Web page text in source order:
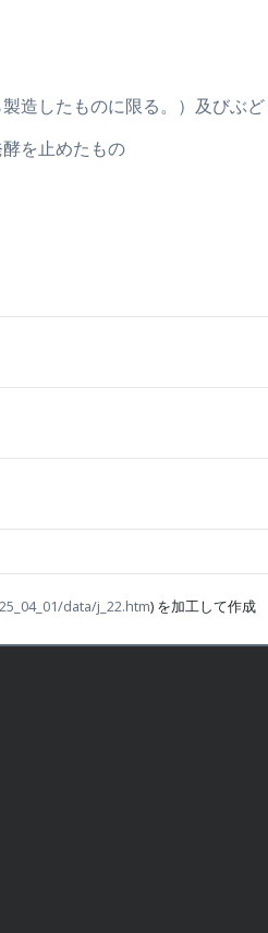
したものに限る。）及びぶど
を止めたもの
data/j_22.htm) を加工して作成